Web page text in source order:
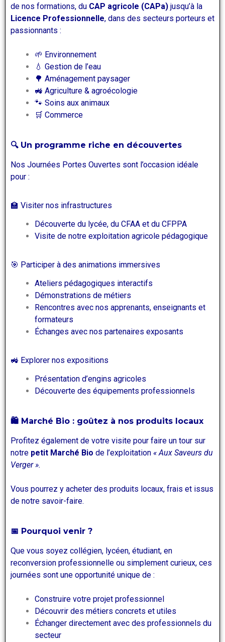
de nos formations, du CAP agricole (CAPa) jusqu’à la
Licence Professionnelle, dans des secteurs porteurs et
passionnants :
🌱 Environnement
💧 Gestion de l’eau
🌳 Aménagement paysager
🚜 Agriculture & agroécologie
🐾 Soins aux animaux
🛒 Commerce
🔍 Un programme riche en découvertes
Nos Journées Portes Ouvertes sont l’occasion idéale
pour :
🏫 Visiter nos infrastructures
Découverte du lycée, du CFAA et du CFPPA
Visite de notre exploitation agricole pédagogique
🎯 Participer à des animations immersives
Ateliers pédagogiques interactifs
Démonstrations de métiers
Rencontres avec nos apprenants, enseignants et
formateurs
Échanges avec nos partenaires exposants
🚜 Explorer nos expositions
Présentation d’engins agricoles
Découverte des équipements professionnels
🛍️ Marché Bio : goûtez à nos produits locaux
Profitez également de votre visite pour faire un tour sur
notre petit Marché Bio de l’exploitation « Aux Saveurs du
Verger ».
Vous pourrez y acheter des produits locaux, frais et issus
de notre savoir-faire.
📅 Pourquoi venir ?
Que vous soyez collégien, lycéen, étudiant, en
reconversion professionnelle ou simplement curieux, ces
journées sont une opportunité unique de :
Construire votre projet professionnel
Découvrir des métiers concrets et utiles
Échanger directement avec des professionnels du
secteur